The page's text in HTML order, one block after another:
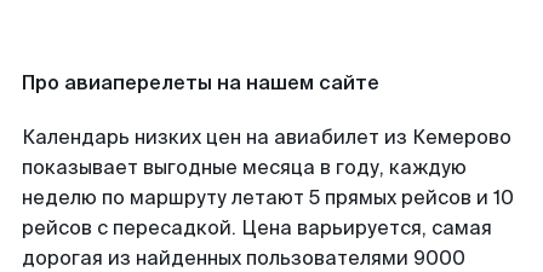
Про авиаперелеты на нашем сайте
Календарь низких цен на авиабилет из Кемерово
показывает выгодные месяца в году, каждую
неделю по маршруту летают 5 прямых рейсов и 10
рейсов с пересадкой. Цена варьируется, самая
дорогая из найденных пользователями 9000